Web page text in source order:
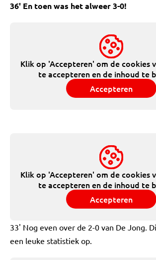
36' En toen was het alweer 3-0!
Klik op 'Accepteren' om de cookies
te accepteren en de inhoud te
Accepteren
Klik op 'Accepteren' om de cookies
te accepteren en de inhoud te
Accepteren
33' Nog even over de 2-0 van De Jong.
een leuke statistiek op.